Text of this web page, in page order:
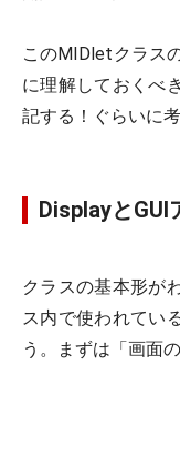
このMIDletクラス
に理解しておくべ
記する！ぐらいに
DisplayとGUI
クラスの基本形が
ス内で使われてい
う。まずは「画面